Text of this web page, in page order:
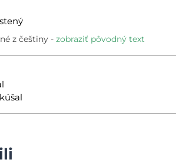
z češtiny zobraziť pôvodný text